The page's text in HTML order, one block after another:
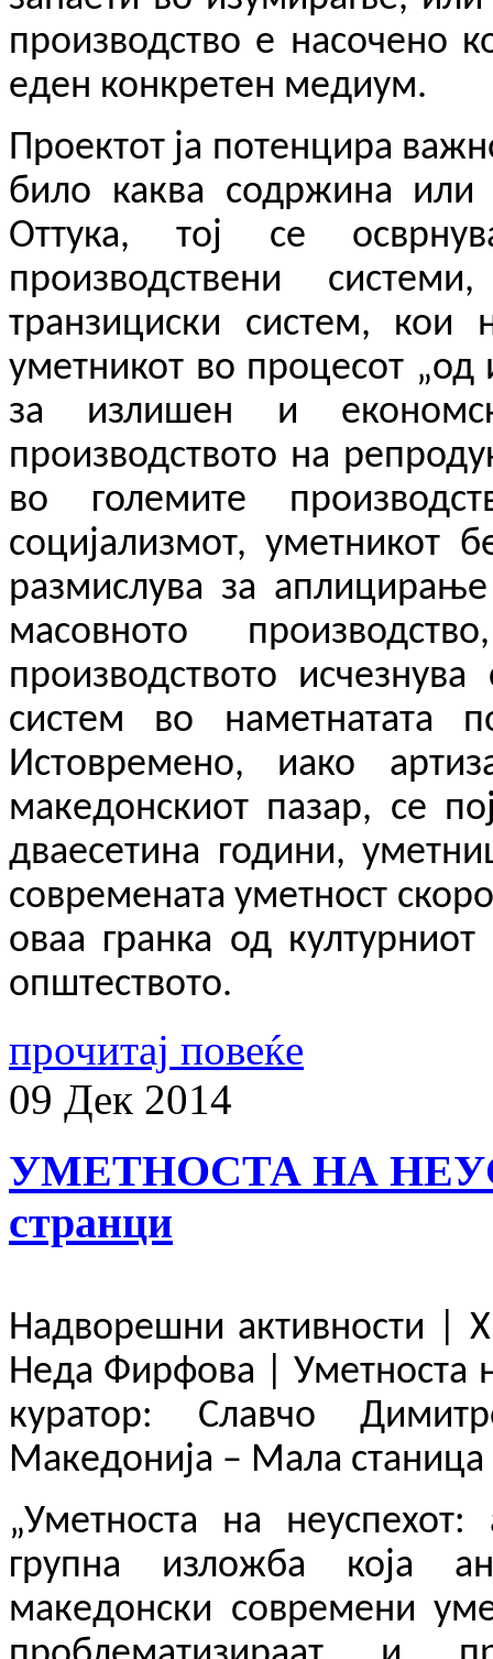
производство е насочено
еден конкретен медиум.
Проектот ја потенцира
било каква содржина или
Оттука, тој се
производствени
транзициски систем, кои
уметникот во процесот „од
за излишен и
производството на
во големите
социјализмот, уметникот
размислува за
масовното
производството
систем во наметнатата
Истовремено, иако
македонскиот пазар, се
дваесетина години,
современата уметност
оваа гранка од
општеството.
прочитај повеќе
09 Дек 2014
УМЕТНОСТА НА
странци
Надворешни активности |
Неда Фирфова | Уметноста
куратор: Славчо
Македонија – Мала
„Уметноста на неуспехот:
групна изложба која
македонски современи